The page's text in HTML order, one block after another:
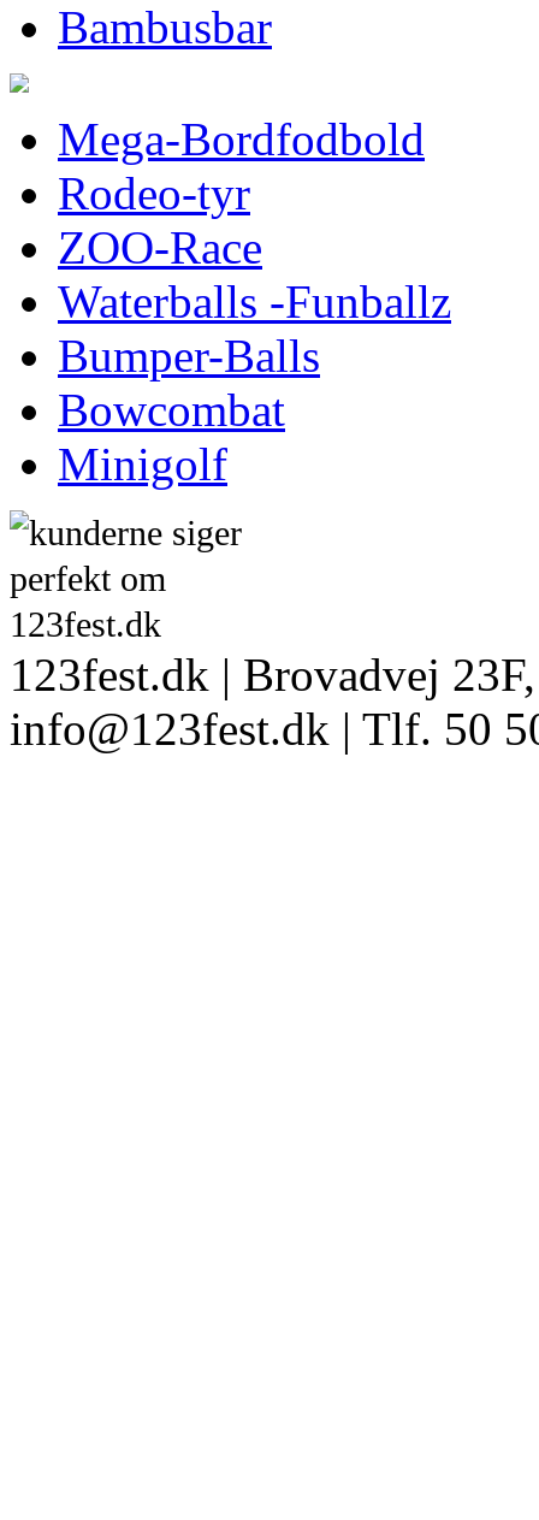
Bambusbar
Mega-Bordfodbold
Rodeo-tyr
ZOO-Race
Waterballs -Funballz
Bumper-Balls
Bowcombat
Minigolf
123fest.dk | Brovadvej
info@123fest.dk | Tlf. 50